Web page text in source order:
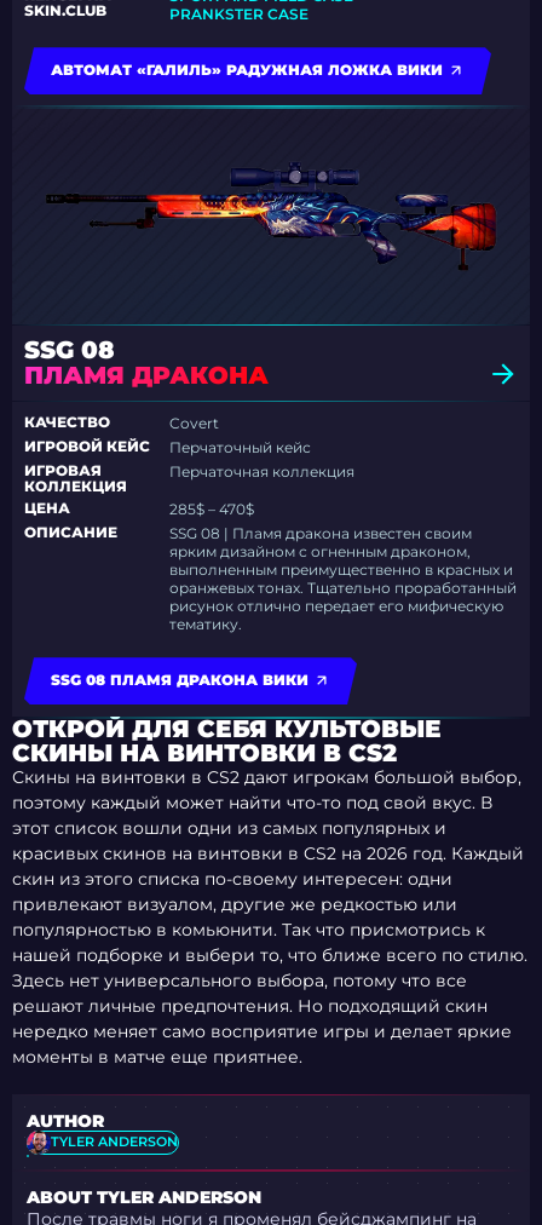
SKIN.CLUB
PRANKSTER CASE
АВТОМАТ «ГАЛИЛЬ» РАДУЖНАЯ ЛОЖКА ВИКИ
SSG 08
ПЛАМЯ ДРАКОНА
КАЧЕСТВО
Covert
ИГРОВОЙ КЕЙС
Перчаточный кейс
ИГРОВАЯ
КОЛЛЕКЦИЯ
Перчаточная коллекция
ЦЕНА
285$ – 470$
ОПИСАНИЕ
SSG 08 | Пламя дракона известен своим
ярким дизайном с огненным драконом,
выполненным преимущественно в красных и
оранжевых тонах. Тщательно проработанный
рисунок отлично передает его мифическую
тематику.
SSG 08 ПЛАМЯ ДРАКОНА ВИКИ
ОТКРОЙ ДЛЯ СЕБЯ КУЛЬТОВЫЕ
СКИНЫ НА ВИНТОВКИ В CS2
Скины на винтовки в CS2 дают игрокам большой выбор,
поэтому каждый может найти что-то под свой вкус. В
этот список вошли одни из самых популярных и
красивых скинов на винтовки в CS2 на 2026 год. Каждый
скин из этого списка по-своему интересен: одни
привлекают визуалом, другие же редкостью или
популярностью в комьюнити. Так что присмотрись к
нашей подборке и выбери то, что ближе всего по стилю.
Здесь нет универсального выбора, потому что все
решают личные предпочтения. Но подходящий скин
нередко меняет само восприятие игры и делает яркие
моменты в матче еще приятнее.
AUTHOR
TYLER ANDERSON
ABOUT TYLER ANDERSON
После травмы ноги я променял бейсджампинг на